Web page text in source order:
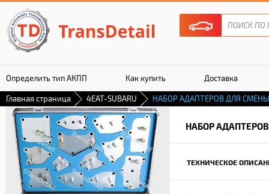
Определить тип АКПП Как купить Доставка
Гарантия
Главная страница 4EAT-SUBARU НАБОР АДАПТЕРОВ ДЛЯ
НАБОР
ТЕХНИЧЕСКОЕ